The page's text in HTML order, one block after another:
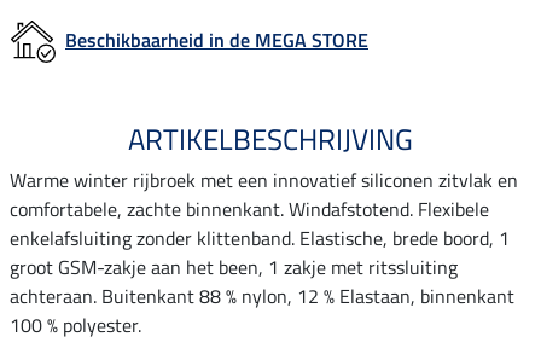
Beschikbaarheid in de MEGA STORE
ARTIKELBESCHRIJVING
Warme winter rijbroek met een innovatief siliconen zitvlak en
comfortabele, zachte binnenkant. Windafstotend. Flexibele
enkelafsluiting zonder klittenband. Elastische, brede boord, 1
groot GSM-zakje aan het been, 1 zakje met ritssluiting
achteraan. Buitenkant 88 % nylon, 12 % Elastaan, binnenkant
100 % polyester.